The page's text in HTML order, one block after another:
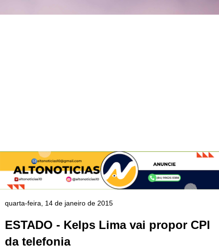
quarta-feira, 14 de janeiro de 2015
ESTADO - Kelps Lima vai propor CPI
da telefonia